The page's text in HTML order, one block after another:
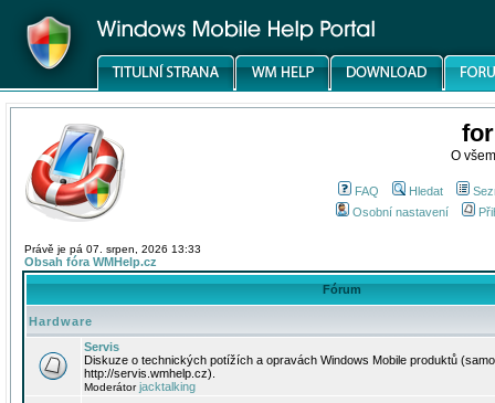
O
FAQ Hledat
Osobní nastavení
Právě je pá 07. srpen, 2026 13:33
Obsah fóra WMHelp.cz
Fórum
Hardware
Servis
Diskuze o technických potížích a opravách Windows Mobile produktů
http://servis.wmhelp.cz).
Moderátorjacktalking